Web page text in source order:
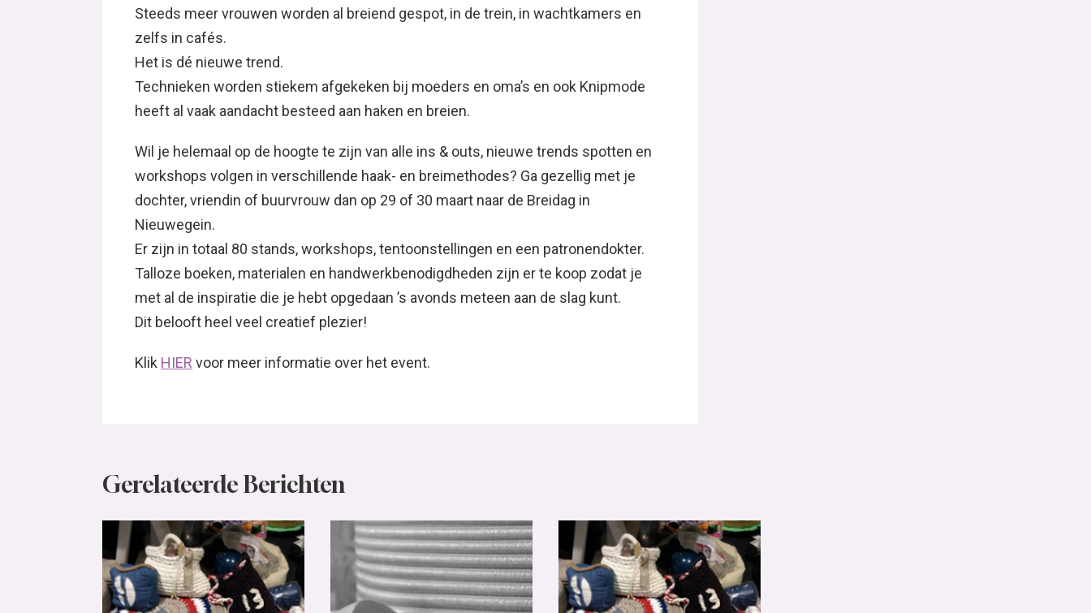
Steeds meer vrouwen worden al breiend gespot, in de trein, in wachtkamers en
zelfs in cafés.
Het is dé nieuwe trend.
Technieken worden stiekem afgekeken bij moeders en oma’s en ook Knipmode
heeft al vaak aandacht besteed aan haken en breien.
Wil je helemaal op de hoogte te zijn van alle ins & outs, nieuwe trends spotten en
workshops volgen in verschillende haak- en breimethodes? Ga gezellig met je
dochter, vriendin of buurvrouw dan op 29 of 30 maart naar de Breidag in
Nieuwegein.
Er zijn in totaal 80 stands, workshops, tentoonstellingen en een patronendokter.
Talloze boeken, materialen en handwerkbenodigdheden zijn er te koop zodat je
met al de inspiratie die je hebt opgedaan ’s avonds meteen aan de slag kunt.
Dit belooft heel veel creatief plezier!
Klik HIER voor meer informatie over het event.
Gerelateerde Berichten